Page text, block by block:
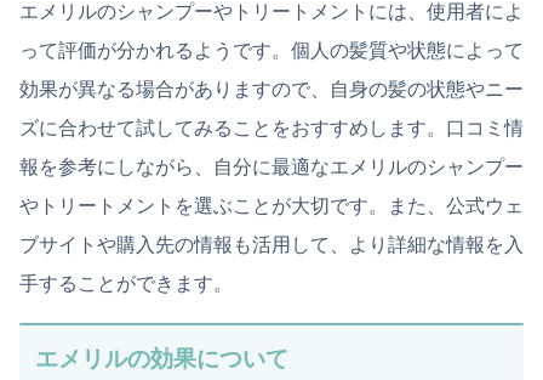
エメリルのシャンプーやトリートメントには、使用者によ
って評価が分かれるようです。個人の髪質や状態によって
効果が異なる場合がありますので、自身の髪の状態やニー
ズに合わせて試してみることをおすすめします。口コミ情
報を参考にしながら、自分に最適なエメリルのシャンプー
やトリートメントを選ぶことが大切です。また、公式ウェ
ブサイトや購入先の情報も活用して、より詳細な情報を入
手することができます。
エメリルの効果について